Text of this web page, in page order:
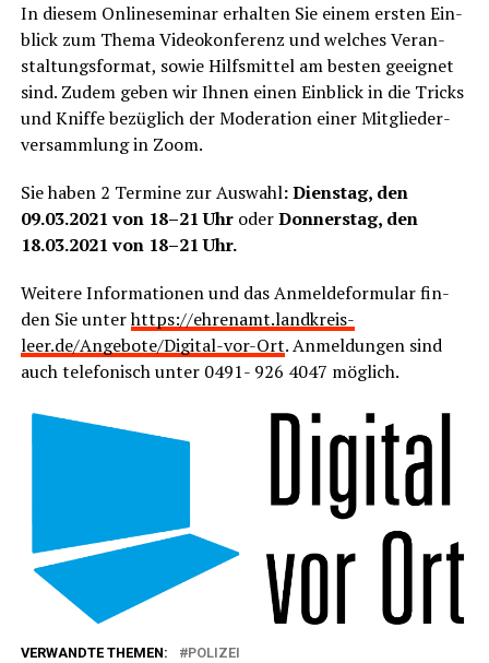
In die­sem Online­se­mi­nar erhal­ten Sie einem ers­ten Ein­
blick zum The­ma Video­kon­fe­renz und wel­ches Ver­an­
stal­tungs­for­mat, sowie Hilfs­mit­tel am bes­ten geeig­net
sind. Zudem geben wir Ihnen einen Ein­blick in die Tricks
und Knif­fe bezüg­lich der Mode­ra­ti­on einer Mit­glie­der­
ver­samm­lung in Zoom.
Sie haben 2 Ter­mi­ne zur Aus­wahl: Diens­tag, den
09.03.2021 von 18–21 UhroderDon­ners­tag, den
18.03.2021 von 18–21 Uhr.
Wei­te­re Infor­ma­tio­nen und das Anmel­de­for­mu­lar fin­
den Sie unterhttps://ehrenamt.landkreis-
leer.de/Angebote/Digital-vor-Ort. Anmel­dun­gen sind
auch tele­fo­nisch unter 0491- 926 4047 möglich.
VERWANDTE THEMEN: POLIZEI